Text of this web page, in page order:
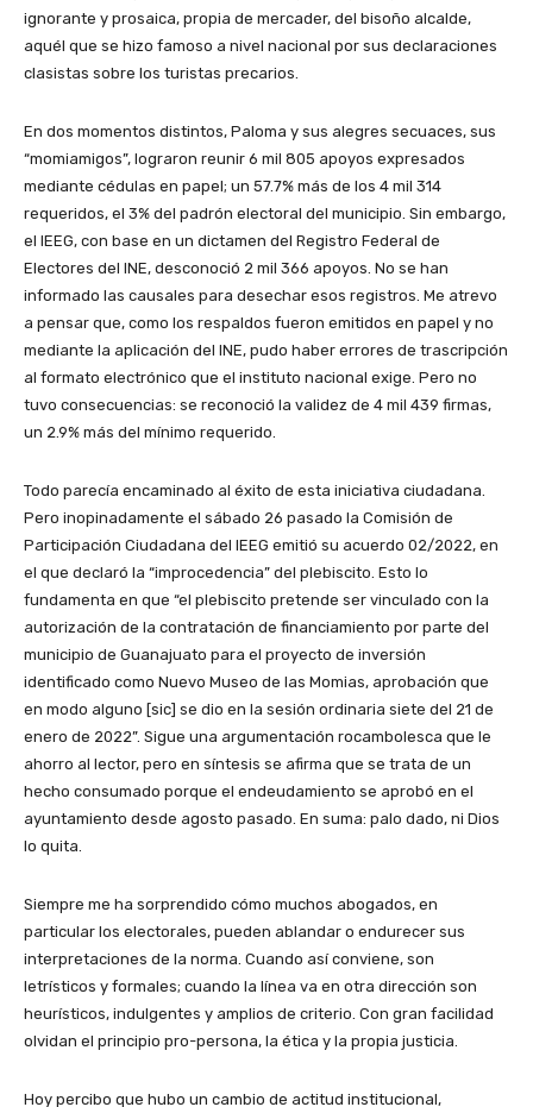
ignorante y prosaica, propia de mercader, del bisoño alcalde,
aquél que se hizo famoso a nivel nacional por sus declaraciones
clasistas sobre los turistas precarios.
En dos momentos distintos, Paloma y sus alegres secuaces, sus
“momiamigos”, lograron reunir 6 mil 805 apoyos expresados
mediante cédulas en papel; un 57.7% más de los 4 mil 314
requeridos, el 3% del padrón electoral del municipio. Sin embargo,
el IEEG, con base en un dictamen del Registro Federal de
Electores del INE, desconoció 2 mil 366 apoyos. No se han
informado las causales para desechar esos registros. Me atrevo
a pensar que, como los respaldos fueron emitidos en papel y no
mediante la aplicación del INE, pudo haber errores de trascripción
al formato electrónico que el instituto nacional exige. Pero no
tuvo consecuencias: se reconoció la validez de 4 mil 439 firmas,
un 2.9% más del mínimo requerido.
Todo parecía encaminado al éxito de esta iniciativa ciudadana.
Pero inopinadamente el sábado 26 pasado la Comisión de
Participación Ciudadana del IEEG emitió su acuerdo 02/2022, en
el que declaró la “improcedencia” del plebiscito. Esto lo
fundamenta en que “el plebiscito pretende ser vinculado con la
autorización de la contratación de financiamiento por parte del
municipio de Guanajuato para el proyecto de inversión
identificado como Nuevo Museo de las Momias, aprobación que
en modo alguno [sic] se dio en la sesión ordinaria siete del 21 de
enero de 2022”. Sigue una argumentación rocambolesca que le
ahorro al lector, pero en síntesis se afirma que se trata de un
hecho consumado porque el endeudamiento se aprobó en el
ayuntamiento desde agosto pasado. En suma: palo dado, ni Dios
lo quita.
Siempre me ha sorprendido cómo muchos abogados, en
particular los electorales, pueden ablandar o endurecer sus
interpretaciones de la norma. Cuando así conviene, son
letrísticos y formales; cuando la línea va en otra dirección son
heurísticos, indulgentes y amplios de criterio. Con gran facilidad
olvidan el principio pro-persona, la ética y la propia justicia.
Hoy percibo que hubo un cambio de actitud institucional,